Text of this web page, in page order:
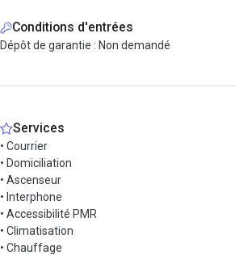
Conditions d'entrées
Dépôt de garantie : Non demandé
Services
• Courrier
• Domiciliation
• Ascenseur
• Interphone
• Accessibilité PMR
• Climatisation
• Chauffage